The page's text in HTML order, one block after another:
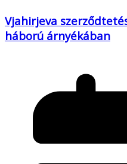
Vjahirjeva
háború árnyékában